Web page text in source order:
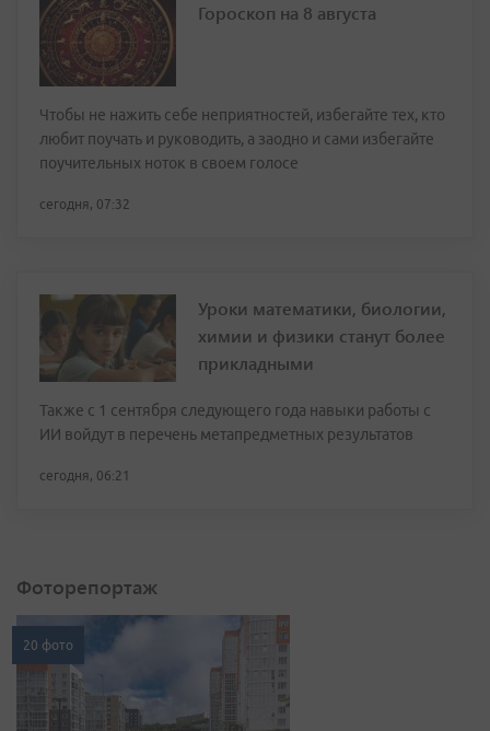
Гороскоп на 8 августа
Чтобы не нажить себе неприятностей, избегайте тех, кто
любит поучать и руководить, а заодно и сами избегайте
поучительных ноток в своем голосе
сегодня, 07:32
Уроки математики, биологии,
химии и физики станут более
прикладными
Также с 1 сентября следующего года навыки работы с
ИИ войдут в перечень метапредметных результатов
сегодня, 06:21
Фоторепортаж
20 фото